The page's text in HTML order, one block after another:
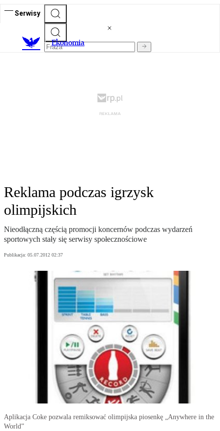
Serwisy
Ekonomia
Reklama podczas igrzysk
olimpijskich
Nieodłączną częścią promocji koncernów podczas wydarzeń
sportowych stały się serwisy społecznościowe
Publikacja: 05.07.2012 02:37
Aplikacja Coke pozwala remiksować olimpijska piosenkę „Anywhere in the
World”